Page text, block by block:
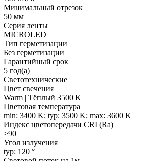
Минимальный отрезок
50 мм
Серия ленты
MICROLED
Тип герметизации
Без герметизации
Гарантийный срок
5 год(а)
Светотехнические
Цвет свечения
Warm | Тёплый 3500 K
Цветовая температура
min: 3400 K; typ: 3500 K; max: 3600 K
Индекс цветопередачи CRI (Ra)
>90
Угол излучения
typ: 120 °